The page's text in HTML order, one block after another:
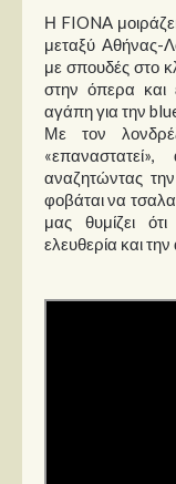
Η FIONA
μεταξύ Αθήνας-
με σπουδές στο
στην όπερα και
αγάπη για την
Με τον
αναζητώντας
φοβάται να
μας θυμίζει
ελευθερία και